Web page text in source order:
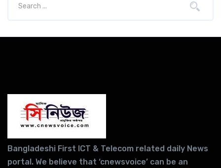
Bangladeshi First ICT & Telecom related daily News
portal. We believe that ‘cnewsvoice’ can be an